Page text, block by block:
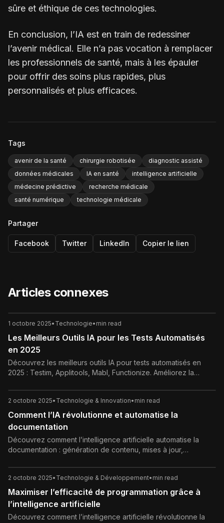
sûre et éthique de ces technologies.
En conclusion, l’IA est en train de redessiner
l’avenir médical. Elle n’a pas vocation à remplacer
les professionnels de santé, mais à les épauler
pour offrir des soins plus rapides, plus
personnalisés et plus efficaces.
Tags
avenir de la santé chirurgie robotisée
diagnostic assisté
données médicales
IA en santé
intelligence artificielle
médecine prédictive
recherche médicale
santé numérique
technologie médicale
Partager
Facebook Twitter LinkedIn Copier le lien
Articles connexes
1 octobre 2025• Technologie• min read
Les Meilleurs Outils IA pour les Tests Automatisés
en 2025
Découvrez les meilleurs outils IA pour tests automatisés en
2025 : Testim, Applitools, Mabl, Functionize. Améliorez la
2 octobre 2025• Technologie & Innovation• min read
Comment l’IA révolutionne et automatise la
documentation
Découvrez comment l’intelligence artificielle automatise la
documentation : génération de contenu, mises à jour,
2 octobre 2025• Technologie & Développement• min read
Maximiser l’efficacité de programmation grâce à
l’intelligence artificielle
Découvrez comment l’intelligence artificielle révolutionne la